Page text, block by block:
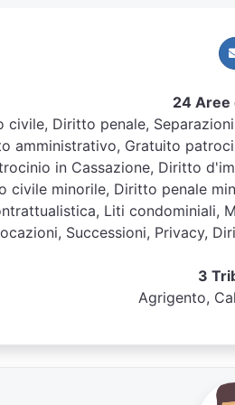
24 Aree
civile, Diritto penale,
amministrativo, Gratuito
in Cassazione, Diritto
civile minorile, Diritto penale
Liti condominiali,
Successioni, Privacy,
3
Agrigento,